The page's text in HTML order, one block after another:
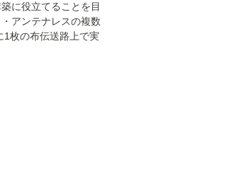
に役立てることを目
アンテナレスの複数
1枚の布伝送路上で実